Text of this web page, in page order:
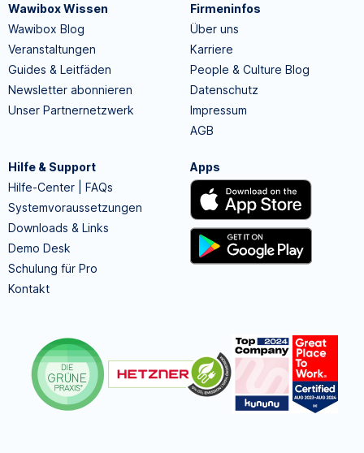
Wawibox Wissen
Wawibox Blog
Veranstaltungen
Guides & Leitfäden
Newsletter abonnieren
Unser Partnernetzwerk
Firmeninfos
Über uns
Karriere
People & Culture Blog
Datenschutz
Impressum
AGB
Hilfe & Support
Hilfe-Center | FAQs
Systemvoraussetzungen
Downloads & Links
Demo Desk
Schulung für Pro
Kontakt
Apps